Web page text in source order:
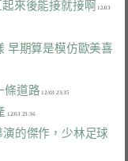
來後能接就接啊 12/03
早期算是模仿歐美喜
條道路 12/03 23:35
12/03 23:36
的傑作，少林足球